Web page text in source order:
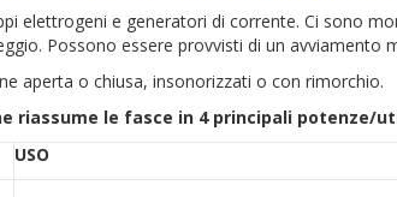
elettrogeni e generatori di corrente. Ci sono
Possono essere provvisti di un avviamento
aperta o chiusa, insonorizzati o con rimorchio.
riassume le fasce in 4 principali potenze/
USO